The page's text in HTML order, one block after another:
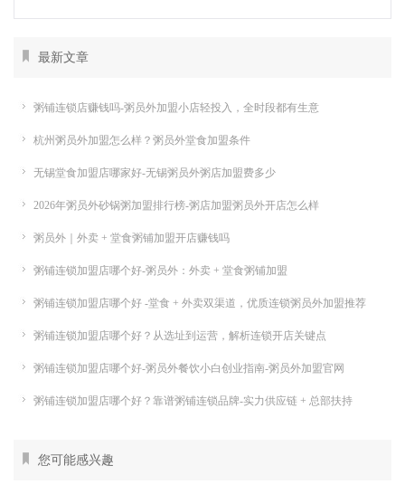
最新文章
粥铺连锁店赚钱吗-粥员外加盟小店轻投入，全时段都有生意
杭州粥员外加盟怎么样？粥员外堂食加盟条件
无锡堂食加盟店哪家好-无锡粥员外粥店加盟费多少
2026年粥员外砂锅粥加盟排行榜-粥店加盟粥员外开店怎么样
粥员外｜外卖 + 堂食粥铺加盟开店赚钱吗
粥铺连锁加盟店哪个好-粥员外：外卖 + 堂食粥铺加盟
粥铺连锁加盟店哪个好 -堂食 + 外卖双渠道，优质连锁粥员外加盟推荐
粥铺连锁加盟店哪个好？从选址到运营，解析连锁开店关键点
粥铺连锁加盟店哪个好-粥员外餐饮小白创业指南-粥员外加盟官网
粥铺连锁加盟店哪个好？靠谱粥铺连锁品牌-实力供应链 + 总部扶持
您可能感兴趣